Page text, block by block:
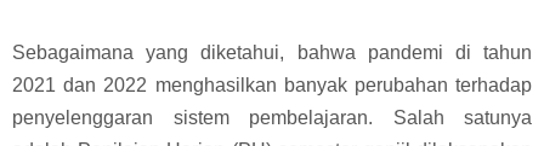
Sebagaimana yang diketahui, bahwa pandemi di tahun
2021 dan 2022 menghasilkan banyak perubahan terhadap
penyelenggaran sistem pembelajaran. Salah satunya